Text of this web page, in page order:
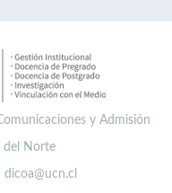
y Admisión
del Norte